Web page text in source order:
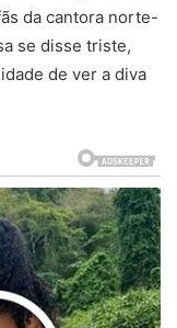
da cantora norte-
se disse triste,
de ver a diva